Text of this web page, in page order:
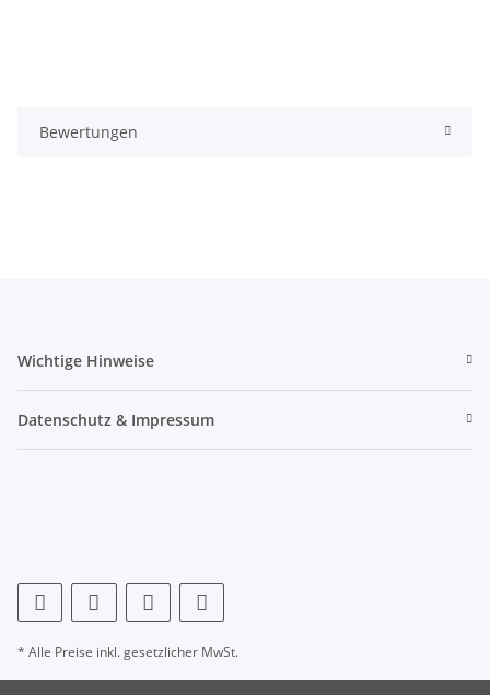
Bewertungen
Wichtige Hinweise
Datenschutz & Impressum
* Alle Preise inkl. gesetzlicher MwSt.